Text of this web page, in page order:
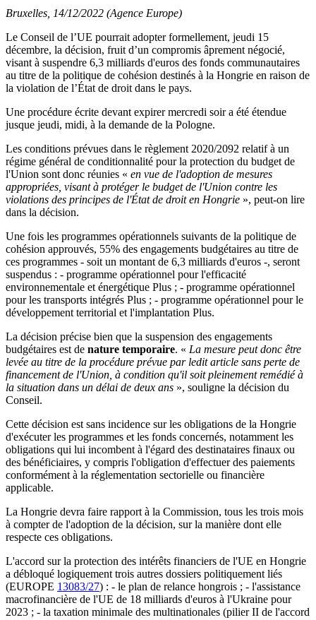
Bruxelles, 14/12/2022 (Agence Europe)
Le Conseil de l’UE pourrait adopter formellement, jeudi 15
décembre, la décision, fruit d’un compromis âprement négocié,
visant à suspendre 6,3 milliards d'euros des fonds communautaires
au titre de la politique de cohésion destinés à la Hongrie en raison de
la violation de l’État de droit dans le pays.
Une procédure écrite devant expirer mercredi soir a été étendue
jusque jeudi, midi, à la demande de la Pologne.
Les conditions prévues dans le règlement 2020/2092 relatif à un
régime général de conditionnalité pour la protection du budget de
l'Union sont donc réunies « en vue de l'adoption de mesures
appropriées, visant à protéger le budget de l'Union contre les
violations des principes de l'État de droit en Hongrie », peut-on lire
dans la décision.
Une fois les programmes opérationnels suivants de la politique de
cohésion approuvés, 55% des engagements budgétaires au titre de
ces programmes - soit un montant de 6,3 milliards d'euros -, seront
suspendus : - programme opérationnel pour l'efficacité
environnementale et énergétique Plus ; - programme opérationnel
pour les transports intégrés Plus ; - programme opérationnel pour le
développement territorial et l'implantation Plus.
La décision précise bien que la suspension des engagements
budgétaires est de nature temporaire. « La mesure peut donc être
levée au titre de la procédure prévue par ledit article sans perte de
financement de l'Union, à condition qu'il soit pleinement remédié à
la situation dans un délai de deux ans », souligne la décision du
Conseil.
Cette décision est sans incidence sur les obligations de la Hongrie
d'exécuter les programmes et les fonds concernés, notamment les
obligations qui lui incombent à l'égard des destinataires finaux ou
des bénéficiaires, y compris l'obligation d'effectuer des paiements
conformément à la réglementation sectorielle ou financière
applicable.
La Hongrie devra faire rapport à la Commission, tous les trois mois
à compter de l'adoption de la décision, sur la manière dont elle
respecte ces obligations.
L'accord sur la protection des intérêts financiers de l'UE en Hongrie
a débloqué logiquement trois autres dossiers politiquement liés
(EUROPE 13083/27) : - le plan de relance hongrois ; - l'assistance
macrofinancière de l'UE de 18 milliards d'euros à l'Ukraine pour
2023 ; - la taxation minimale des multinationales (pilier II de l'accord